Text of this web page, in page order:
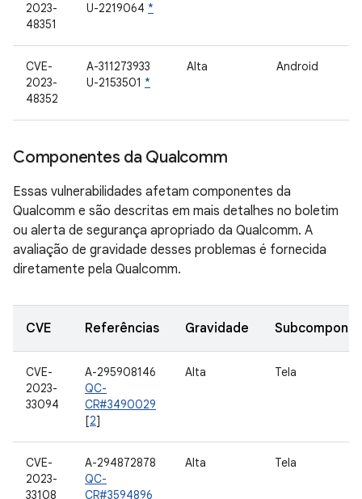
2023-
48351
U-2219064 *
CVE-
2023-
48352
A-311273933
U-2153501 *
Alta Android
Componentes da Qualcomm
Essas vulnerabilidades afetam componentes da
Qualcomm e são descritas em mais detalhes no boletim
ou alerta de segurança apropriado da Qualcomm. A
avaliação de gravidade desses problemas é fornecida
diretamente pela Qualcomm.
CVE Referências Gravidade
CVE-
2023-
33094
A-295908146
QC-
CR#3490029
[2]
Alta Tela
CVE-
2023-
33108
A-294872878
QC-
CR#3594896
Alta Tela